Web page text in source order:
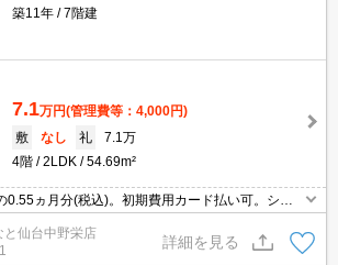
築11年
7階建
7.1万円(管理費等：4,000円)
敷
なし 礼
7.1万
4階
2LDK 54.69m²
0.55ヵ月分(税込)。初期費用カード払い可。シャ
。温水洗浄便座付き。システムキッチン。IH調理
ターあり。駐輪場有。インターネット無料。
と仙台中野栄店
詳細を見る